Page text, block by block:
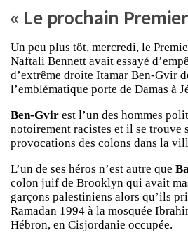
« Le prochain
Un peu plus tôt, mercredi, le
Naftali Bennett avait essayé
d’extrême droite Itamar Ben-Gvir
l’emblématique porte de Damas à
Ben-Gvir est l’un des hommes
notoirement racistes et il se trouve
provocations des colons dans la
L’un de ses héros n’est autre que
colon juif de Brooklyn qui avait
garçons palestiniens alors qu’ils
Ramadan 1994 à la mosquée
Hébron, en Cisjordanie occupée.